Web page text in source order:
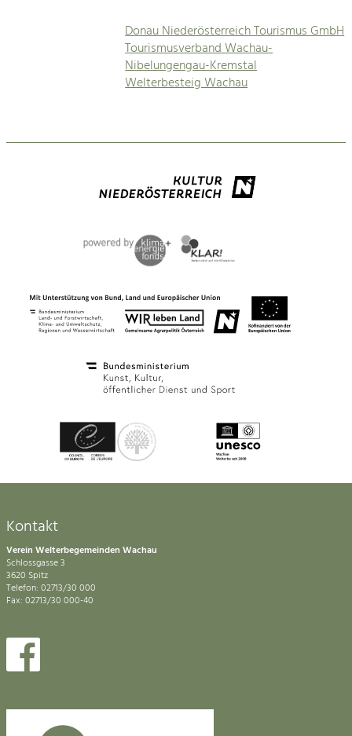
Donau Niederösterreich Tourismus GmbH
Tourismusverband Wachau-
Nibelungengau-Kremstal
Welterbesteig Wachau
Kontakt
Verein Welterbegemeinden Wachau
Schlossgasse 3
3620 Spitz
Telefon: 02713/30 000
Fax: 02713/30 000-40